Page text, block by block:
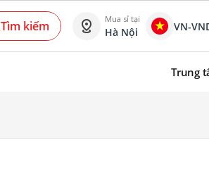
Tìm kiếm distance Mua sỉ tại
Hà Nội VN-
Trung